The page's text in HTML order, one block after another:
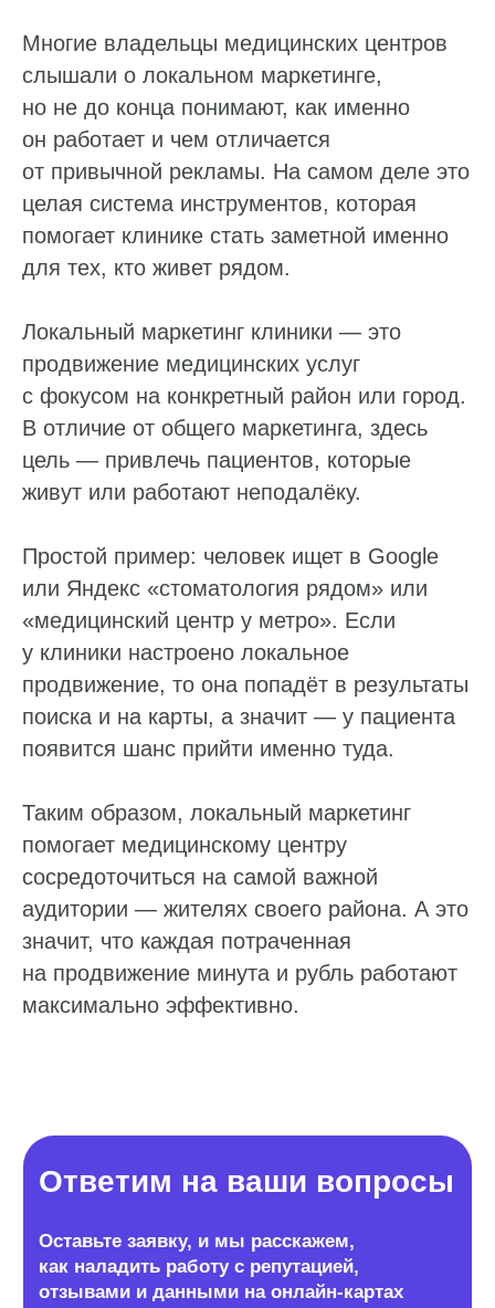
Многие владельцы медицинских центров
слышали о локальном маркетинге,
но не до конца понимают, как именно
он работает и чем отличается
от привычной рекламы. На самом деле это
целая система инструментов, которая
помогает клинике стать заметной именно
для тех, кто живет рядом.
Локальный маркетинг клиники — это
продвижение медицинских услуг
с фокусом на конкретный район или город.
В отличие от общего маркетинга, здесь
цель — привлечь пациентов, которые
живут или работают неподалёку.
Простой пример: человек ищет в Google
или Яндекс «стоматология рядом» или
«медицинский центр у метро». Если
у клиники настроено локальное
продвижение, то она попадёт в результаты
поиска и на карты, а значит — у пациента
появится шанс прийти именно туда.
Таким образом, локальный маркетинг
помогает медицинскому центру
сосредоточиться на самой важной
аудитории — жителях своего района. А это
значит, что каждая потраченная
на продвижение минута и рубль работают
максимально эффективно.
Ответим на ваши вопросы
Пн — пт: 10:00–19:00
Телефон*
+7
Нажимая «Отправить», вы даете согласиена обработку
ваших персональных данныхи подтверждаете, что
Отправить
Оставьте заявку, и мы расскажем,
как наладить работу с репутацией,
отзывами и данными на онлайн-картах